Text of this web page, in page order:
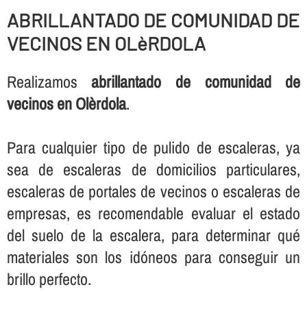
ABRILLANTADO DE COMUNIDAD DE
VECINOS EN OLèRDOLA
Realizamosabrillantado de comunidad de
vecinos en Olèrdola.
Para cualquier tipo de pulido de escaleras, ya
sea de escaleras de domicilios particulares,
escaleras de portales de vecinos o escaleras de
empresas, es recomendable evaluar el estado
del suelo de la escalera, para determinar qué
materiales son los idóneos para conseguir un
brillo perfecto.